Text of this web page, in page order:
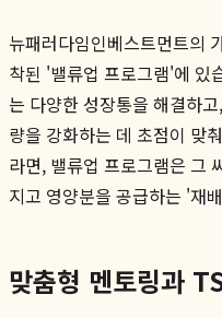
뉴패러다임인베스트먼트의
착된 '밸류업 프로그램'에 있
는 다양한 성장통을 해결하
량을 강화하는 데 초점이 맞
라면, 밸류업 프로그램은 그
지고 영양분을 공급하는 '재
맞춤형 멘토링과